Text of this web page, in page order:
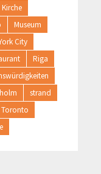
Kirche
Museum
City
Riga
strand
Toronto